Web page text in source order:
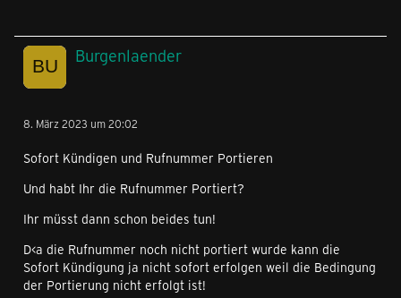
Burgenlaender
8. März 2023 um 20:02
Sofort Kündigen und Rufnummer Portieren
Und habt Ihr die Rufnummer Portiert?
Ihr müsst dann schon beides tun!
D<a die Rufnummer noch nicht portiert wurde kann die
Sofort Kündigung ja nicht sofort erfolgen weil die Bedingung
der Portierung nicht erfolgt ist!